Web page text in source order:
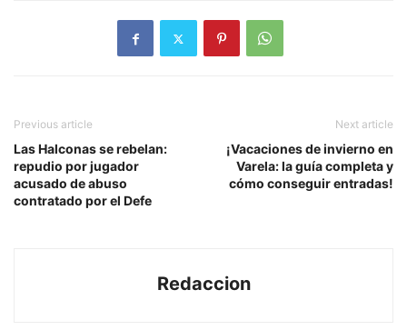
Previous article
Las Halconas se rebelan:
repudio por jugador
acusado de abuso
contratado por el Defe
Next article
¡Vacaciones de invierno en
Varela: la guía completa y
cómo conseguir entradas!
Redaccion